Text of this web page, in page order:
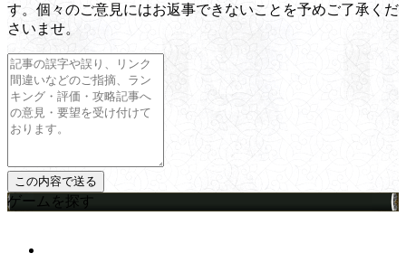
す。個々のご意見にはお返事できないことを予めご了承くだ
さいませ。
ゲームを探す